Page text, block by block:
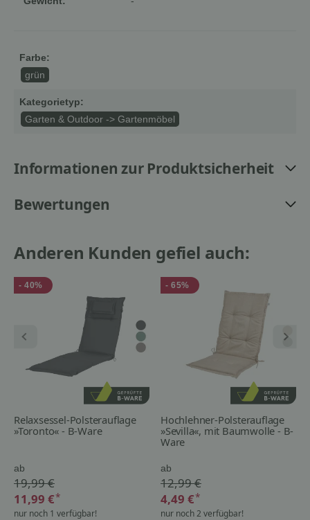
Farbe:
grün
Kategorietyp:
Garten & Outdoor -> Gartenmöbel
Informationen zur Produktsicherheit
Bewertungen
Anderen Kunden gefiel auch:
- 40%
Relaxsessel-Polsterauflage
»Toronto« - B-Ware
ab
19,99 €
11,99 €*
nur noch 1 verfügbar!
- 65%
Hochlehner-Polsterauflage
»Sevilla«, mit Baumwolle - B-
Ware
ab
12,99 €
4,49 €*
nur noch 2 verfügbar!